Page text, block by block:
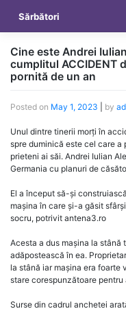
content
Sărbători
Cine este Andrei
cumplitul ACCIDENT
pornită de un an
Posted on May 1, 2023 by
Unul dintre tinerii morți în
spre duminică este cel care
prieteni ai săi. Andrei Iulian
Germania cu planuri de
El a început să-și
mașina în care și-a găsit
socru, potrivit antena3.ro
Acesta a dus mașina la stână
adăpostească în ea.
la stână iar mașina era
stare corespunzătoare
Surse din cadrul anchetei